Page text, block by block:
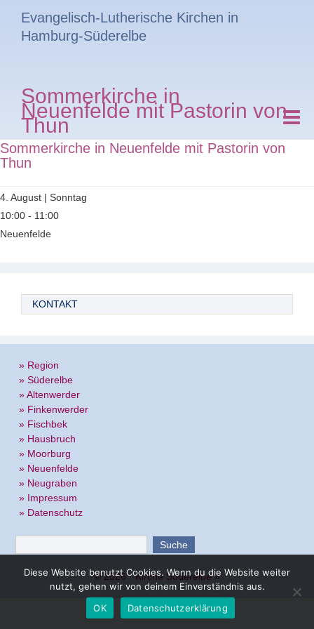
Evangelisch-Lutherische Kirchen in
Hamburg-Süderelbe
Sommerkirche in
Neuenfelde mit Pastorin von
Thun
Sommerkirche in Neuenfelde mit Pastorin von
Thun
4. August | Sonntag
10:00 - 11:00
Neuenfelde
KONTAKT
» Region
» Süderelbe
» Altenwerder
» Finkenwerder
» Fischbek
» Hausbruch
» Moorburg
» Neuenfelde
» Neugraben
» Impressum
» Datenschutz
© 2026 ·Kirche Süderelbe »
Diese Website benutzt Cookies. Wenn du die Website weiter
nutzt, gehen wir von deinem Einverständnis aus.
OK
Datenschutzerklärung